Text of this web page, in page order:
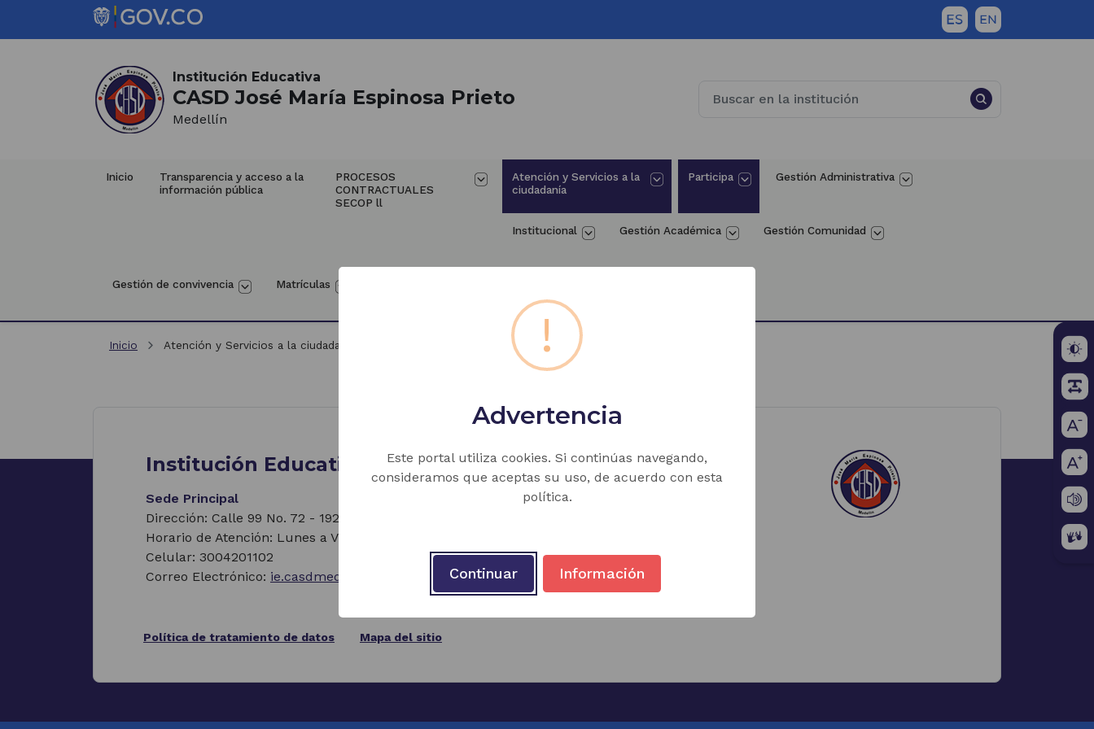
Saltar al contenido principal
(Este
abrirá
una
nueva
pestaña)
Institución Educativa
CASD José María Espinosa Prieto
Medellín
Inicio
Transparencia y acceso a la
información pública
PROCESOS
CONTRACTUALES
SECOP ll
Atención y Servicios a la
ciudadanía
Participa Gestión Administrativa
Institucional Gestión Académica Gestión Comunidad
Gestión de convivencia Matrículas
Inicio del contenido principal
Inicio Atención y Servicios a la ciudadanía Mecanismos de contacto
Institución Educativa CASD José María Espinosa Prieto
Sede Principal
Dirección: Calle 99 No. 72 - 192, Medellín, Antioquia, Colombia
Horario de Atención: Lunes a Viernes 06:00 a.m. - 06:00 p.m.
Celular: 3004201102
Correo Electrónico: ie.casdmedellin@gmail.com
Política de tratamiento de datos
abrirá
Mapa del sitio
!
Advertencia
Este portal utiliza cookies. Si continúas navegando,
consideramos que aceptas su uso, de acuerdo con esta
política.
Continuar Información